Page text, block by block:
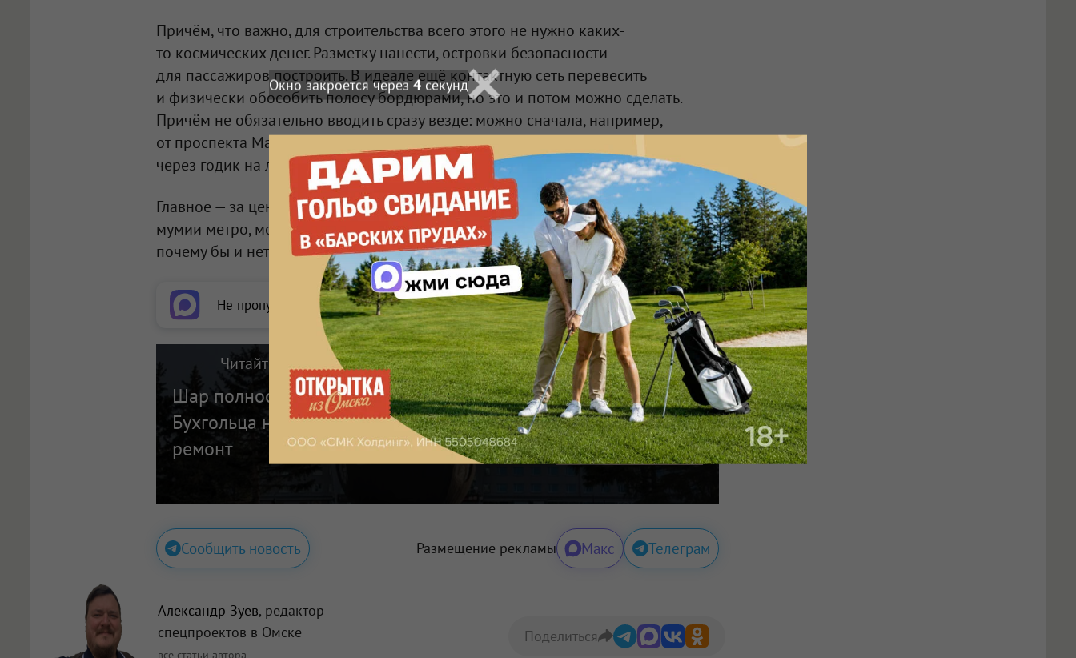
Причём, что важно, для строительства всего этого не нужно каких-
то космических денег. Разметку нанести, островки безопасности
для пассажиров построить. В идеале ещё контактную сеть перевесить
и физически обособить полосу бордюрами, но это и потом можно сделать.
Причём не обязательно вводить сразу везде: можно сначала, например,
от проспекта Маркса до проспекта Мира. Потом кинуть ветку в Амур,
через годик на левый берег, и так далее.
Главное — за цену, сопоставимую со стоимостью ежегодного обслуживания
мумии метро, можно построить что-то актуальное и реально работающее. Так
почему бы и нет?
Не пропускайте важное — узнавайте первыми с Om1 в «Макс» Подписаться
Читайте также на портале Om1.ru
Шар полностью убрали: на площади
Бухгольца начался капитальный
ремонт
Сообщить новость Размещение рекламы Макс Телеграм
Александр Зуев, редактор
спецпроектов в Омске
все статьи автора
Поделиться
Окно закроется через2секунд